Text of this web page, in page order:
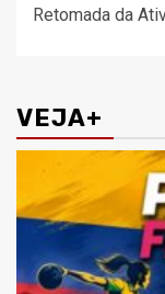
Retomada da
VEJA+